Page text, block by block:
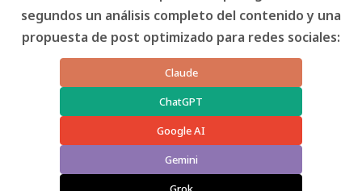
segundos un análisis completo del contenido y una
propuesta de post optimizado para redes sociales:
Claude
ChatGPT
Google AI
Gemini